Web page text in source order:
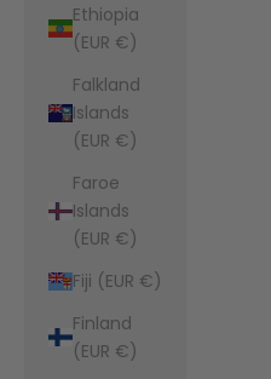
Ethiopia
(EUR €)
Falkland
Islands
(EUR €)
Faroe
Islands
(EUR €)
Fiji (EUR €)
Finland
(EUR €)